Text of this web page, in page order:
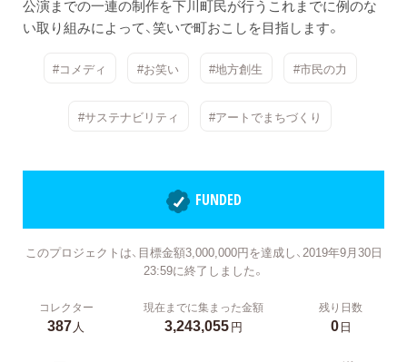
公演までの一連の制作を下川町民が行うこれまでに例のな
い取り組みによって、笑いで町おこしを目指します。
#コメディ #お笑い #地方創生 #市民の力
#サステナビリティ #アートでまちづくり
FUNDED
このプロジェクトは、目標金額3,000,000円を達成し、2019年9月30日
23:59に終了しました。
コレクター
387人
現在までに集まった金額
3,243,055円
残り日数
0日